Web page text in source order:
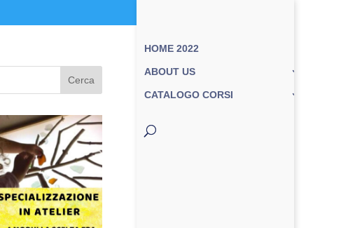
HOME 2022
ABOUT US
CATALOGO CORSI
Cerca